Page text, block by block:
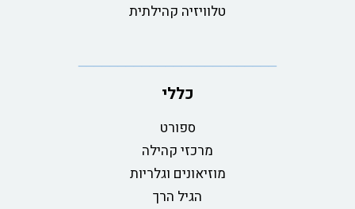
טלוויזיה קהילתית
כללי
ספורט
מרכזי קהילה
מוזיאונים וגלריות
הגיל הרך